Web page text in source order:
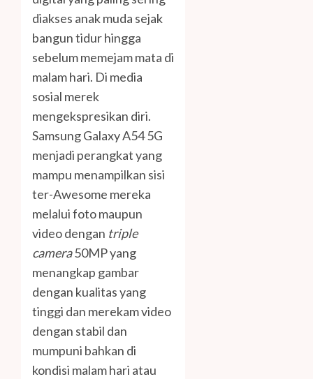
diakses anak muda sejak
bangun tidur hingga
sebelum memejam mata di
malam hari. Di media
sosial merek
mengekspresikan diri.
Samsung Galaxy A54 5G
menjadi perangkat yang
mampu menampilkan sisi
ter-Awesome mereka
melalui foto maupun
video dengan triple
camera50MP yang
menangkap gambar
dengan kualitas yang
tinggi dan merekam video
dengan stabil dan
mumpuni bahkan di
kondisi malam hari atau